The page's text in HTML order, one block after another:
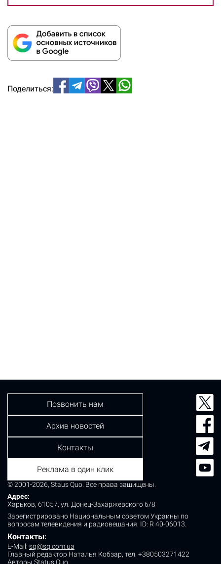
Поделиться:
© 2001-2026, Staus Quo. Все права защищены.
Адрес:
Харьков, 61057, ул. Донец-Захаржевского 6/8
Зарегистрировано Национальным советом Украины по
вопросам телевидения и радиовещания. ID: R 40-06013.
Контакты:
E-Mail: sq@sq.com.ua
Главный редактор Наталья Кобзар, тел. +380503271422
Авторы Status Quo
Позвонить нам
Архив новостей
Контакты
Реклама в один клик